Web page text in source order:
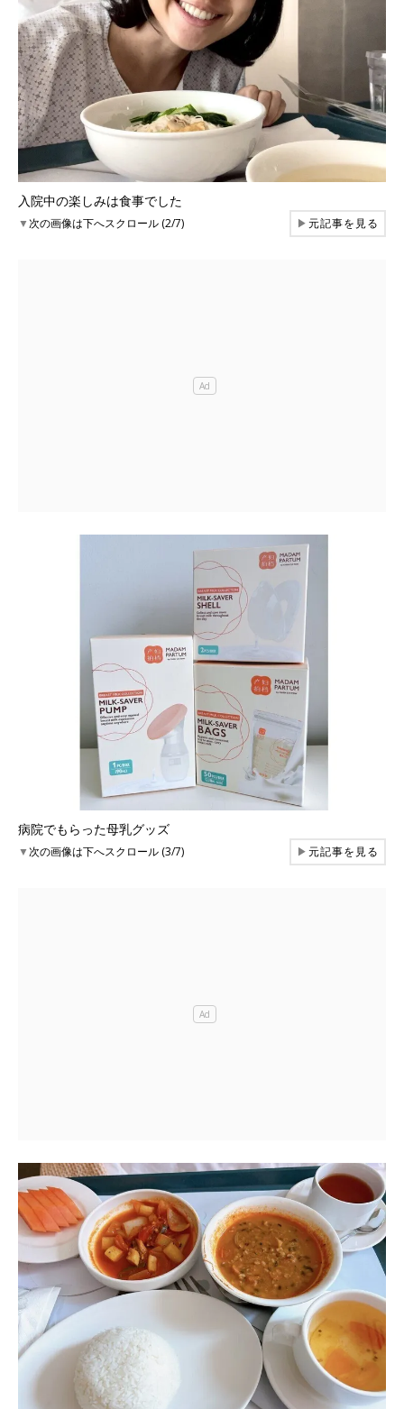
入院中の楽しみは食事でした
▼次の画像は下へスクロール (2/7) ▶元記事を見る
病院でもらった母乳グッズ
▼次の画像は下へスクロール (3/7) ▶元記事を見る